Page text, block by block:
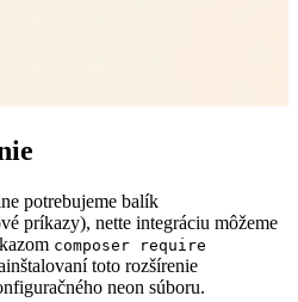
potrebujeme balík
príkazy), nette integráciu môžeme
composer require
toto rozšírenie
neon súboru.